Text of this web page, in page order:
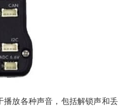
播放各种声音，包括解锁声和丢